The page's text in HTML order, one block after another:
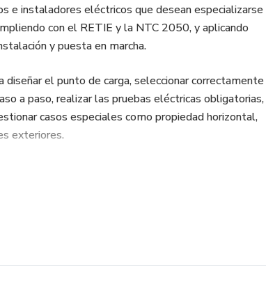
e instaladores eléctricos que desean especializarse
con el RETIE y la NTC 2050, y aplicando
y puesta en marcha.
el punto de carga, seleccionar correctamente
a paso, realizar las pruebas eléctricas obligatorias,
casos especiales como propiedad horizontal,
exteriores.
progresivos, con un enfoque técnico–práctico,